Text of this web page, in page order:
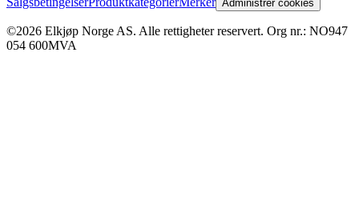
Administrer cookies
©2026 Elkjøp Norge AS. Alle rettigheter reservert. Org nr.: NO947
054 600MVA